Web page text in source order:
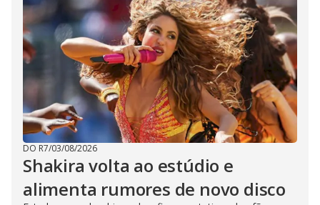
DO R7/03/08/2026
Shakira volta ao estúdio e
alimenta rumores de novo disco